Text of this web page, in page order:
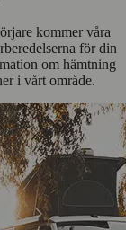
kommer våra
för din
om hämtning
i vårt område.